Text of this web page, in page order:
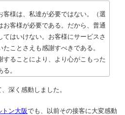
客様は、私達が必要ではない。（選
お客様が必要である。だから、普通
てはいけない。お客様にサービスさ
ことさえも感謝すべきである。
することにより、より心がこもった
。
深く感動しました。
トン大阪でも、以前その接客に大変感動